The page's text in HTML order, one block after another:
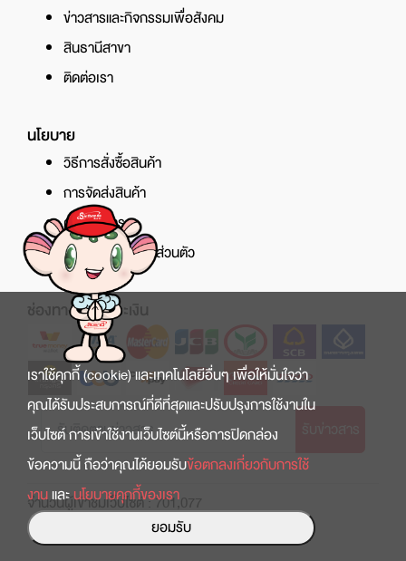
ข่าวสารและกิจกรรมเพื่อสังคม
สินธานีสาขา
ติดต่อเรา
นโยบาย
วิธีการสั่งซื้อสินค้า
การจัดส่งสินค้า
ศูนย์บริการ
นโยบายความเป็นส่วนตัว
ช่องทางการชำระเงิน
จำนวนผู้เข้าชมเว็บไซต์ : 701,077
Copyright © 2022 สินธานี
เราใช้คุกกี้ (cookie) และเทคโนโลยีอื่นๆ เพื่อให้มั่นใจว่า
คุณได้รับประสบการณ์ที่ดีที่สุดและปรับปรุงการใช้งานใน
เว็บไซต์ การเข้าใช้งานเว็บไซต์นี้หรือการปิดกล่อง
ข้อความนี้ ถือว่าคุณได้ยอมรับข้อตกลงเกี่ยวกับการใช้
งานและนโยบายคุกกี้ของเรา
ยอมรับ